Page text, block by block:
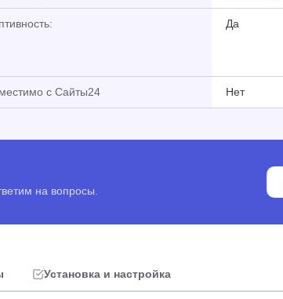
Да
с Сайты24 Нет
на вопросы.
Установка и настройка